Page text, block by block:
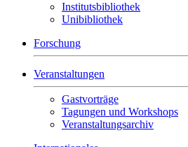
Institutsbibliothek
Unibibliothek
Forschung
Veranstaltungen
Gastvorträge
Tagungen und Workshops
Veranstaltungsarchiv